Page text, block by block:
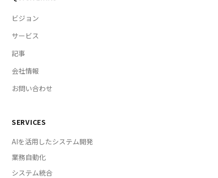
ビジョン
サービス
記事
会社情報
お問い合わせ
SERVICES
AIを活用したシステム開発
業務自動化
システム統合